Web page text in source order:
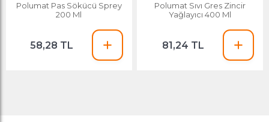
Polumat Pas Sökücü Sprey
200 Ml
58,28 TL
Polumat Sıvı Gres Zincir
Yağlayıcı 400 Ml
81,24 TL